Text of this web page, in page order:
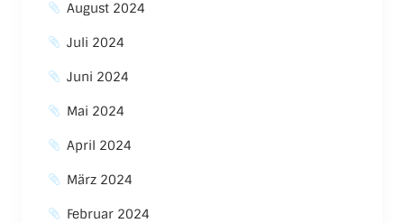
August 2024
Juli 2024
Juni 2024
Mai 2024
April 2024
März 2024
Februar 2024